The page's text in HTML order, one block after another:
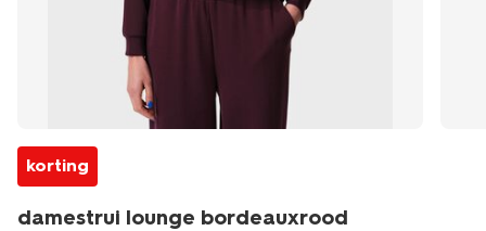
korting
damestrui lounge bordeauxrood